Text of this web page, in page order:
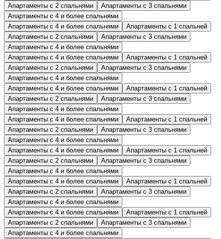
Апартаменты с 2 спальнями
Апартаменты с 3 спальнями
Апартаменты с 4 и более спальнями
Апартаменты с 4 и более спальнями
Апартаменты с 1 спальней
Апартаменты с 2 спальнями
Апартаменты с 3 спальнями
Апартаменты с 4 и более спальнями
Апартаменты с 4 и более спальнями
Апартаменты с 1 спальней
Апартаменты с 2 спальнями
Апартаменты с 3 спальнями
Апартаменты с 4 и более спальнями
Апартаменты с 4 и более спальнями
Апартаменты с 1 спальней
Апартаменты с 2 спальнями
Апартаменты с 3 спальнями
Апартаменты с 4 и более спальнями
Апартаменты с 4 и более спальнями
Апартаменты с 1 спальней
Апартаменты с 2 спальнями
Апартаменты с 3 спальнями
Апартаменты с 4 и более спальнями
Апартаменты с 4 и более спальнями
Апартаменты с 1 спальней
Апартаменты с 2 спальнями
Апартаменты с 3 спальнями
Апартаменты с 4 и более спальнями
Апартаменты с 4 и более спальнями
Апартаменты с 1 спальней
Апартаменты с 2 спальнями
Апартаменты с 3 спальнями
Апартаменты с 4 и более спальнями
Апартаменты с 4 и более спальнями
Апартаменты с 1 спальней
Апартаменты с 2 спальнями
Апартаменты с 3 спальнями
Апартаменты с 4 и более спальнями